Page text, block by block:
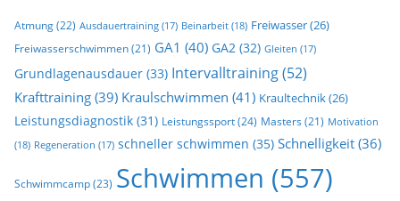
Atmung(22) Ausdauertraining (17) Beinarbeit (18) Freiwasser(26)
Freiwasserschwimmen (21) GA1 (40) GA2 (32) Gleiten (17)
Grundlagenausdauer (33) Intervalltraining(52)
Krafttraining (39) Kraulschwimmen (41) Kraultechnik(26)
Leistungsdiagnostik (31) Leistungssport(24) Masters (21) Motivation
(18) Regeneration (17) schneller schwimmen (35) Schnelligkeit (36)
Schwimmcamp(23) Schwimmen (557)